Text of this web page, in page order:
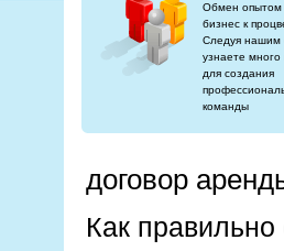
Обмен опытом
бизнес к
Следуя нашим
узнаете много
для создания
команды
договор
Как